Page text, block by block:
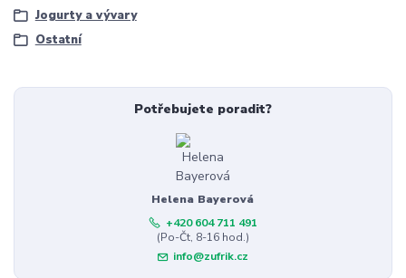
Jogurty a vývary
Ostatní
Potřebujete poradit?
Helena Bayerová
+420 604 711 491
(Po-Čt, 8-16 hod.)
info@zufrik.cz